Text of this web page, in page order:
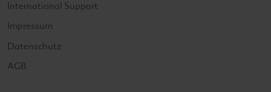
International Support
Impressum
Datenschutz
AGB